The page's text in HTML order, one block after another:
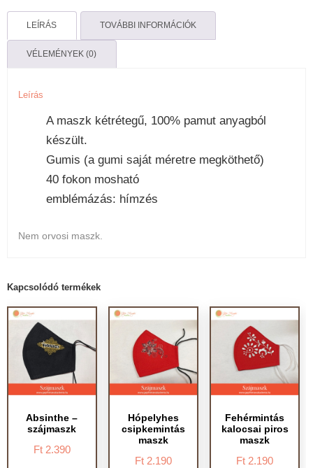
LEÍRÁS TOVÁBBI INFORMÁCIÓK
VÉLEMÉNYEK (0)
Leírás
A maszk kétrétegű, 100% pamut anyagból
készült.
Gumis (a gumi saját méretre megköthető)
40 fokon mosható
emblémázás: hímzés
Nem orvosi maszk.
Kapcsolódó termékek
Absinthe –
szájmaszk
Ft2.390
Hópelyhes
csipkemintás
maszk
Ft2.190
Fehérmintás
kalocsai piros
maszk
Ft 2.190